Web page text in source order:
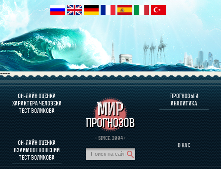
----
ОН-ЛАЙН ОЦЕНКА
ХАРАКТЕРА ЧЕЛОВЕКА
ТЕСТ ВОЛИКОВА
ОН-ЛАЙН ОЦЕНКА
ВЗАИМООТНОШЕНИЙ
ТЕСТ ВОЛИКОВА
· SINCE. 2004 ·
ПРОГНОЗЫ И
АНАЛИТИКА
О НАС
О ПРОГРАММЕ
ОЦЕНКА ХАРАКТЕРA ЧЕЛОВЕКА
ОЦЕНКА ХАРАКТЕРА ВЫДАЮЩИХСЯ ЛИЧНОСТЕЙ
О ПРОГРАММЕ
ПРОГНОЗЫ И АНАЛИТИКА